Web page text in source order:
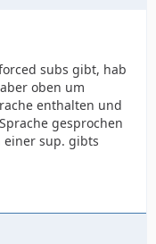
subs gibt, hab
oben um
enthalten und
gesprochen
sup. gibts